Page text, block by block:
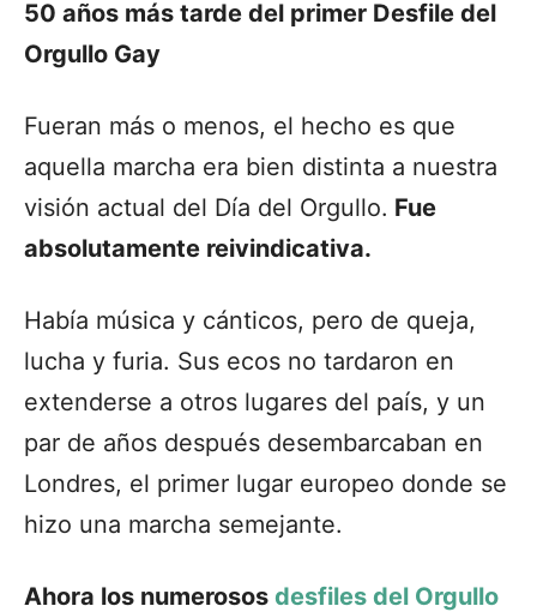
50 años más tarde del primer Desfile del
Orgullo Gay
Fueran más o menos, el hecho es que
aquella marcha era bien distinta a nuestra
visión actual del Día del Orgullo. Fue
absolutamente reivindicativa.
Había música y cánticos, pero de queja,
lucha y furia. Sus ecos no tardaron en
extenderse a otros lugares del país, y un
par de años después desembarcaban en
Londres, el primer lugar europeo donde se
hizo una marcha semejante.
Ahora los numerosos desfiles del Orgullo